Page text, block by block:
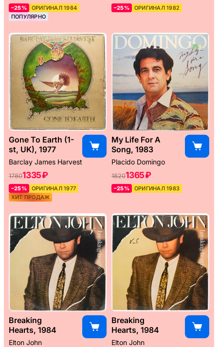
–25%
ОРИГИНАЛ 1984
ПОПУЛЯРНО
–25% ОРИГИНАЛ 1982
Gone To Earth (1-
st, UK), 1977
Barclay James Harvest
17801335 ₽
–25%
ОРИГИНАЛ 1977
ХИТ ПРОДАЖ
My Life For A
Song, 1983
Placido Domingo
18201365 ₽
–25% ОРИГИНАЛ 1983
Breaking
Hearts, 1984
Elton John
Breaking
Hearts, 1984
Elton John